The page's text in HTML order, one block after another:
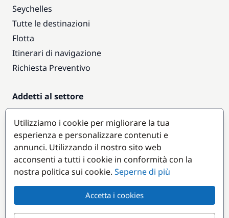
Seychelles
Tutte le destinazioni
Flotta
Itinerari di navigazione
Richiesta Preventivo
Addetti al settore
Accesso armatori
Diventare partner
Destinazioni popolari
Utilizziamo i cookie per migliorare la tua
esperienza e personalizzare contenuti e
annunci. Utilizzando il nostro sito web
acconsenti a tutti i cookie in conformità con la
nostra politica sui cookie. Seperne di più
Accetta i cookies